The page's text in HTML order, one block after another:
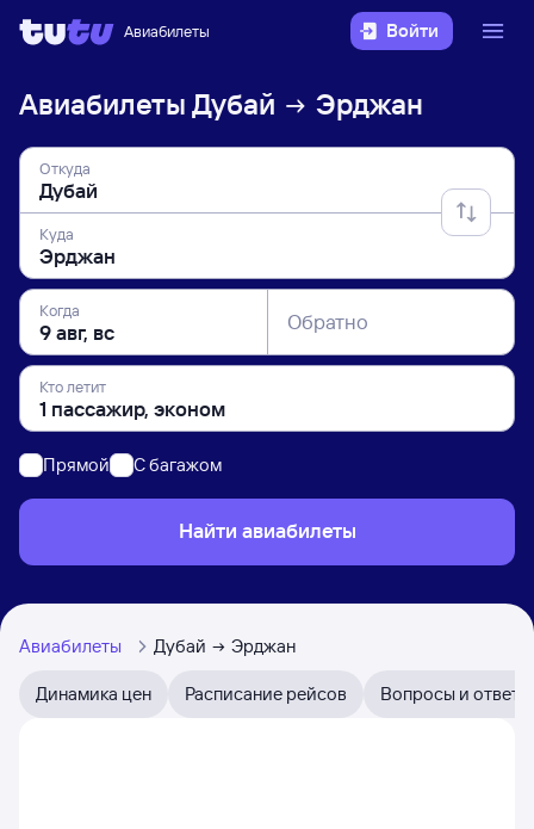
Авиабилеты Войти
Авиабилеты Дубай Эрджан
Откуда
Куда
Когда Обратно
Кто летит
Прямой C багажом
Найти авиабилеты
Авиабилеты Дубай Эрджан
Динамика цен Расписание рейсов Вопросы и ответы